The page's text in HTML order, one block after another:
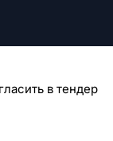
в тендер